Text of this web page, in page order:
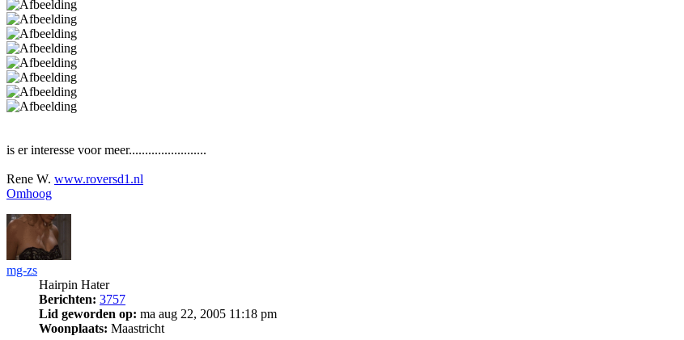
is er interesse voor meer........................
Rene W. www.roversd1.nl
Omhoog
mg-zs
Hairpin Hater
Berichten: 3757
Lid geworden op: ma aug 22, 2005 11:18 pm
Woonplaats: Maastricht